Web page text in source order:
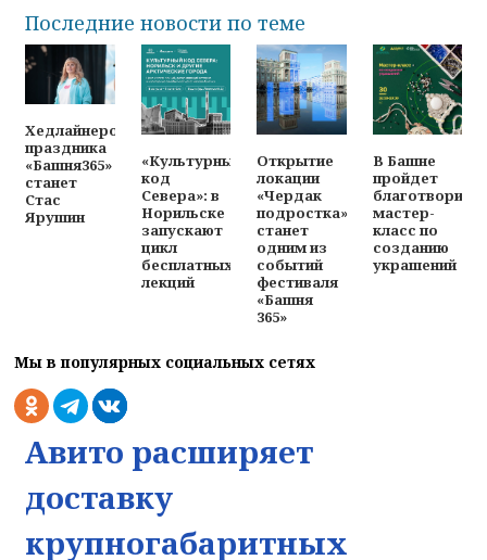
Последние новости по теме
Хедлайнером
праздника
«Башня365»
станет
Стас
Ярушин
«Культурный
код
Севера»: в
Норильске
запускают
цикл
бесплатных
лекций
Открытие
локации
«Чердак
подростка»
станет
одним из
событий
фестиваля
«Башня
365»
В Башне
пройдет
мастер-
класс по
созданию
украшений
Мы в популярных социальных сетях
Авито расширяет
доставку
крупногабаритных